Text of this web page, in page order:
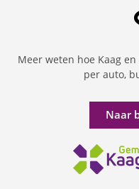
Meer weten hoe Kaag
per auto,
Naar